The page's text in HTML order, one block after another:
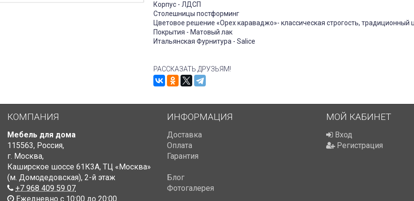
Корпус - ЛДСП
Столешницы постформинг
Цветовое решение «Орех караваджо»- классическая строгость, традиционный
Покрытия - Матовый лак
Итальянская Фурнитура - Salice
РАССКАЗАТЬ ДРУЗЬЯМ!
КОМПАНИЯ
Мебель для дома
115563, Россия,
г. Москва,
Каширское шоссе 61К3А, ТЦ «Москва»
(м. Домодедовская), 2-й этаж
+7 968 409 59 07
Ежедневно с 10:00 до 20:00
ИНФОРМАЦИЯ
Доставка
Оплата
Гарантия
Блог
Фотогалерея
МОЙ КАБИНЕТ
Вход
Регистрация